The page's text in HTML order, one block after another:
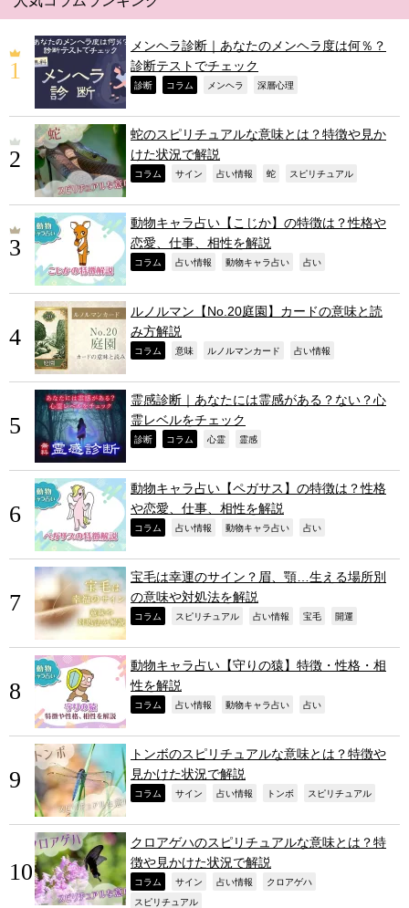
メンヘラ診断｜あなたのメンヘラ度は何％？
診断テストでチェック
診断 コラム メンヘラ 深層心理
蛇のスピリチュアルな意味とは？特徴や見か
けた状況で解説
コラム サイン 占い情報 蛇 スピリチュアル
動物キャラ占い【こじか】の特徴は？性格や
恋愛、仕事、相性を解説
コラム 占い情報 動物キャラ占い 占い
ルノルマン【No.20庭園】カードの意味と読
み方解説
コラム 意味 ルノルマンカード 占い情報
霊感診断｜あなたには霊感がある？ない？心
霊レベルをチェック
診断 コラム 心霊 霊感
動物キャラ占い【ペガサス】の特徴は？性格
や恋愛、仕事、相性を解説
コラム 占い情報 動物キャラ占い 占い
宝毛は幸運のサイン？眉、顎…生える場所別
の意味や対処法を解説
コラム スピリチュアル 占い情報 宝毛 開運
動物キャラ占い【守りの猿】特徴・性格・相
性を解説
コラム 占い情報 動物キャラ占い 占い
トンボのスピリチュアルな意味とは？特徴や
見かけた状況で解説
コラム サイン 占い情報 トンボ スピリチュアル
クロアゲハのスピリチュアルな意味とは？特
徴や見かけた状況で解説
コラム サイン 占い情報 クロアゲハ
スピリチュアル